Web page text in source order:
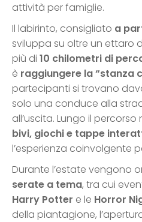
attività per famiglie.
Il labirinto, consigliato a
sviluppa su oltre un ettaro
più di 10 chilometri di
è raggiungere la “stanza
partecipanti si trovano
solo una conduce alla
all’uscita. Lungo il
bivi, giochi e tappe
l’esperienza coinvolgente
Durante l’estate vengono
serate a tema, tra cui
Harry Potter e le Horror
della piantagione,